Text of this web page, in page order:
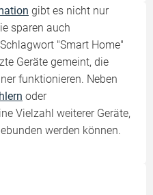
gibt es nicht nur
sparen auch
"Smart Home"
Geräte gemeint, die
funktionieren. Neben
oder
Vielzahl weiterer Geräte,
werden können.